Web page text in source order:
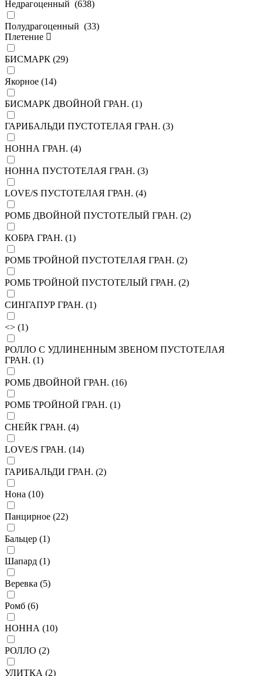
Недрагоценный (638)
Полудрагоценный (33)
Плетение
БИСМАРК (29)
Якорное (14)
БИСМАРК ДВОЙНОЙ ГРАН. (1)
ГАРИБАЛЬДИ ПУСТОТЕЛАЯ ГРАН. (3)
НОННА ГРАН. (4)
НОННА ПУСТОТЕЛАЯ ГРАН. (3)
LOVE/S ПУСТОТЕЛАЯ ГРАН. (4)
РОМБ ДВОЙНОЙ ПУСТОТЕЛЫЙ ГРАН. (2)
КОБРА ГРАН. (1)
РОМБ ТРОЙНОЙ ПУСТОТЕЛАЯ ГРАН. (2)
РОМБ ТРОЙНОЙ ПУСТОТЕЛЫЙ ГРАН. (2)
СИНГАПУР ГРАН. (1)
<> (1)
РОЛЛО С УДЛИНЕННЫМ ЗВЕНОМ ПУСТОТЕЛАЯ
ГРАН. (1)
РОМБ ДВОЙНОЙ ГРАН. (16)
РОМБ ТРОЙНОЙ ГРАН. (1)
СНЕЙК ГРАН. (4)
LOVE/S ГРАН. (14)
ГАРИБАЛЬДИ ГРАН. (2)
Нона (10)
Панцирное (22)
Бальцер (1)
Шапард (1)
Веревка (5)
Ромб (6)
НОННА (10)
РОЛЛО (2)
УЛИТКА (2)